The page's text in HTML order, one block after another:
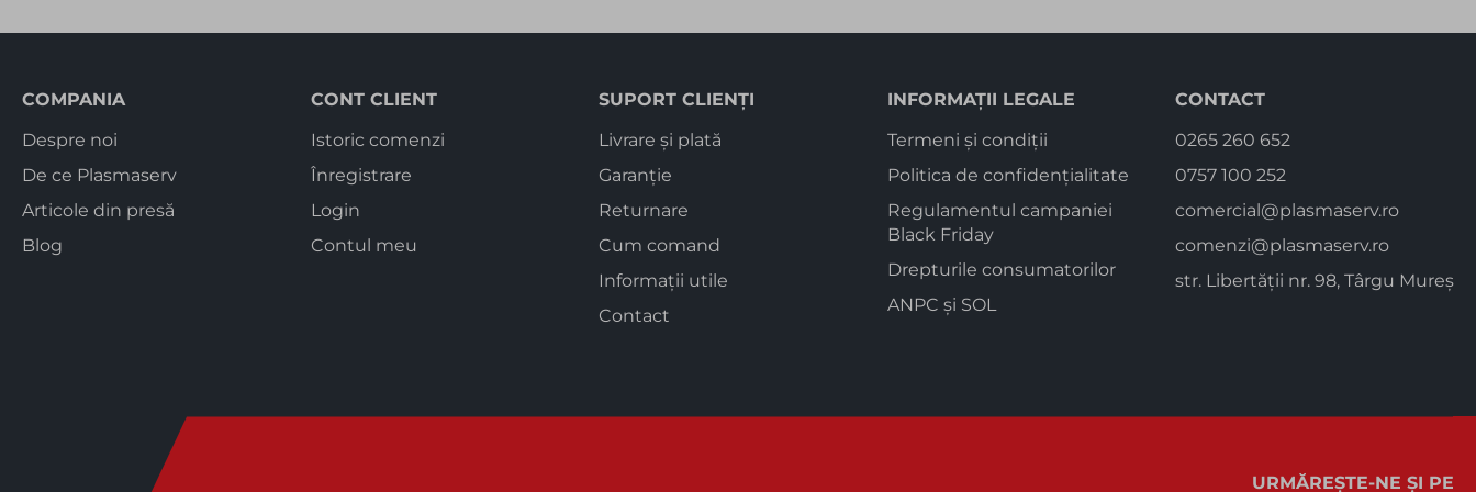
COMPANIA
Despre noi
De ce Plasmaserv
Articole din presă
Blog
CONT CLIENT
Istoric comenzi
Înregistrare
Login
Contul meu
SUPORT CLIENȚI
Livrare și plată
Garanție
Returnare
Cum comand
Informații utile
Contact
INFORMAȚII LEGALE
Termeni și condiții
Politica de confidențialitate
Regulamentul campaniei
Black Friday
Drepturile consumatorilor
ANPC și SOL
CONTACT
0265 260 652
0757 100 252
comercial@plasmaserv.ro
comenzi@plasmaserv.ro
str. Libertății nr. 98, Târgu Mureș
URMĂREȘTE-NE ȘI PE